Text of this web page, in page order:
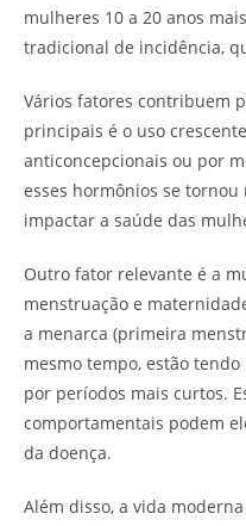
mulheres 10 a 20 anos
tradicional de incidência,
Vários fatores contribuem
principais é o uso
anticoncepcionais ou por
esses hormônios se tornou
impactar a saúde das
Outro fator relevante é a
menstruação e
a menarca (primeira
mesmo tempo, estão
por períodos mais curtos.
comportamentais podem
da doença.
Além disso, a vida